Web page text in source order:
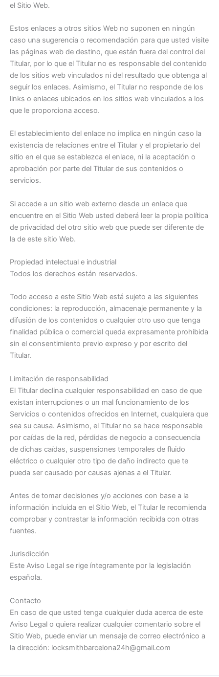
el Sitio Web.
Estos enlaces a otros sitios Web no suponen en ningún
caso una sugerencia o recomendación para que usted visite
las páginas web de destino, que están fuera del control del
Titular, por lo que el Titular no es responsable del contenido
de los sitios web vinculados ni del resultado que obtenga al
seguir los enlaces. Asimismo, el Titular no responde de los
links o enlaces ubicados en los sitios web vinculados a los
que le proporciona acceso.
El establecimiento del enlace no implica en ningún caso la
existencia de relaciones entre el Titular y el propietario del
sitio en el que se establezca el enlace, ni la aceptación o
aprobación por parte del Titular de sus contenidos o
servicios.
Si accede a un sitio web externo desde un enlace que
encuentre en el Sitio Web usted deberá leer la propia política
de privacidad del otro sitio web que puede ser diferente de
la de este sitio Web.
Propiedad intelectual e industrial
Todos los derechos están reservados.
Todo acceso a este Sitio Web está sujeto a las siguientes
condiciones: la reproducción, almacenaje permanente y la
difusión de los contenidos o cualquier otro uso que tenga
finalidad pública o comercial queda expresamente prohibida
sin el consentimiento previo expreso y por escrito del
Titular.
Limitación de responsabilidad
El Titular declina cualquier responsabilidad en caso de que
existan interrupciones o un mal funcionamiento de los
Servicios o contenidos ofrecidos en Internet, cualquiera que
sea su causa. Asimismo, el Titular no se hace responsable
por caídas de la red, pérdidas de negocio a consecuencia
de dichas caídas, suspensiones temporales de fluido
eléctrico o cualquier otro tipo de daño indirecto que te
pueda ser causado por causas ajenas a el Titular.
Antes de tomar decisiones y/o acciones con base a la
información incluida en el Sitio Web, el Titular le recomienda
comprobar y contrastar la información recibida con otras
fuentes.
Jurisdicción
Este Aviso Legal se rige íntegramente por la legislación
española.
Contacto
En caso de que usted tenga cualquier duda acerca de este
Aviso Legal o quiera realizar cualquier comentario sobre el
Sitio Web, puede enviar un mensaje de correo electrónico a
la dirección: locksmithbarcelona24h@gmail.com